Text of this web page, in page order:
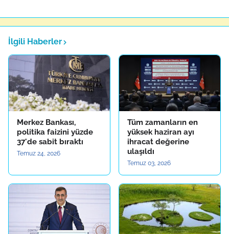
İlgili Haberler
Merkez Bankası,
politika faizini yüzde
37'de sabit bıraktı
Temuz 24, 2026
Tüm zamanların en
yüksek haziran ayı
ihracat değerine
ulaşıldı
Temuz 03, 2026